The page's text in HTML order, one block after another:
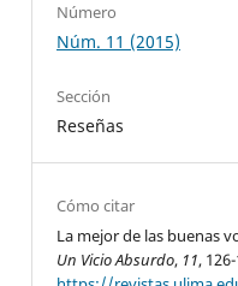
Número
Núm. 11 (2015)
Sección
Reseñas
Cómo citar
La mejor de las buenas
Un Vicio Absurdo, 11,